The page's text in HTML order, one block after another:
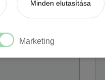
Minden elutasítása
Marketing